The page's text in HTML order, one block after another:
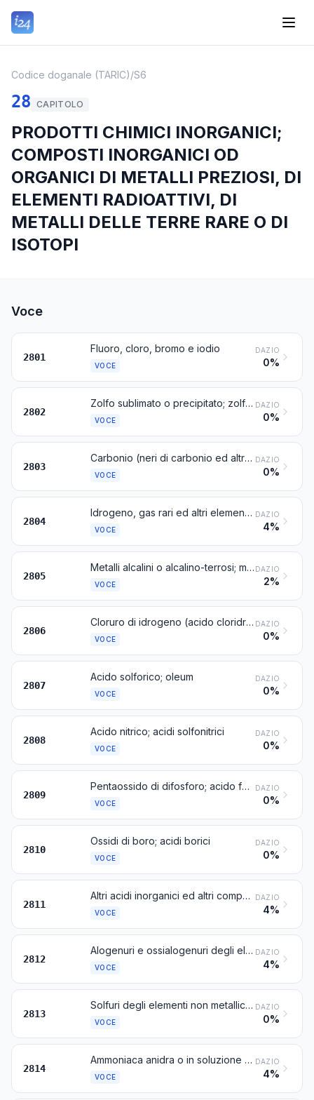
Codice doganale (TARIC)/S6
28 CAPITOLO
PRODOTTI CHIMICI INORGANICI;
COMPOSTI INORGANICI OD
ORGANICI DI METALLI PREZIOSI, DI
ELEMENTI RADIOATTIVI, DI
METALLI DELLE TERRE RARE O DI
ISOTOPI
Voce
2801
Fluoro, cloro, bromo e iodio
VOCE
DAZIO
0%
2802
Zolfo sublimato o precipitato; zolfo colloidale
VOCE
DAZIO
0%
2803
Carbonio (neri di carbonio ed altre forme di carbonio non nominate né comprese altrove)
VOCE
DAZIO
0%
2804
Idrogeno, gas rari ed altri elementi non metallici
VOCE
DAZIO
4%
2805
Metalli alcalini o alcalino-terrosi; metalli delle terre rare, scandio e ittrio, anche miscelati o in lega fra loro; mercurio
VOCE
DAZIO
2%
2806
Cloruro di idrogeno (acido cloridrico); acido clorosolforico
VOCE
DAZIO
0%
2807
Acido solforico; oleum
VOCE
DAZIO
0%
2808
Acido nitrico; acidi solfonitrici
VOCE
DAZIO
0%
2809
Pentaossido di difosforo; acido fosforico e acidi polifosforici, di costituzione chimica definita o no
VOCE
DAZIO
0%
2810
Ossidi di boro; acidi borici
VOCE
DAZIO
0%
2811
Altri acidi inorganici ed altri composti ossigenati inorganici degli elementi non metallici
VOCE
DAZIO
4%
2812
Alogenuri e ossialogenuri degli elementi non metallici
VOCE
DAZIO
4%
2813
Solfuri degli elementi non metallici; trisolfuro di fosforo del commercio
VOCE
DAZIO
0%
2814
Ammoniaca anidra o in soluzione acquosa (ammoniaca)
VOCE
DAZIO
4%